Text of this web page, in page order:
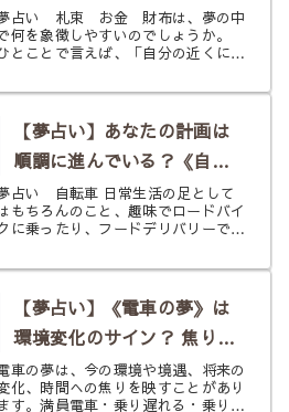
値」の象徴をやさしく解説
占い 札束 お金 財布は、夢の中
何を象徴しやすいのでしょうか。
とことで言えば、「自分の近くに置
証、カード、鍵のようなものと結び
心感、自分の輪郭、生活を回す力を持
ち...【夢占い】あなたの計画は
順調に進んでいる？《自転
車》の夢
占い 自転車 日常生活の足として
もちろんのこと、趣味でロードバイ
に乗ったり、フードデリバリーで大
移動できて、荷物も運べる自転車は
住んでいる人などは、自動車よりも自
転...【夢占い】《電車の夢》は
環境変化のサイン？ 焦りと
転機を状況別にひもとく
車の夢は、今の環境や境遇、将来の
化、時間への焦りを映すことがあり
す。満員電車・乗り遅れる・乗り換